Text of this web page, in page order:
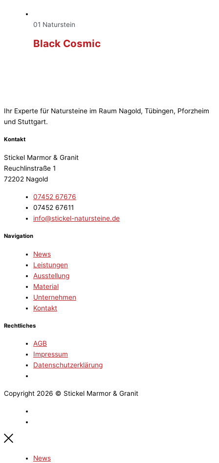
01 Naturstein
Black Cosmic
Ihr Experte für Natursteine im Raum Nagold, Tübingen, Pforzheim
und Stuttgart.
Kontakt
Stickel Marmor & Granit
Reuchlinstraße 1
72202 Nagold
07452 67676
07452 67611
info@stickel-natursteine.de
Navigation
News
Leistungen
Ausstellung
Material
Unternehmen
Kontakt
Rechtliches
AGB
Impressum
Datenschutzerklärung
Copyright 2026 © Stickel Marmor & Granit
News